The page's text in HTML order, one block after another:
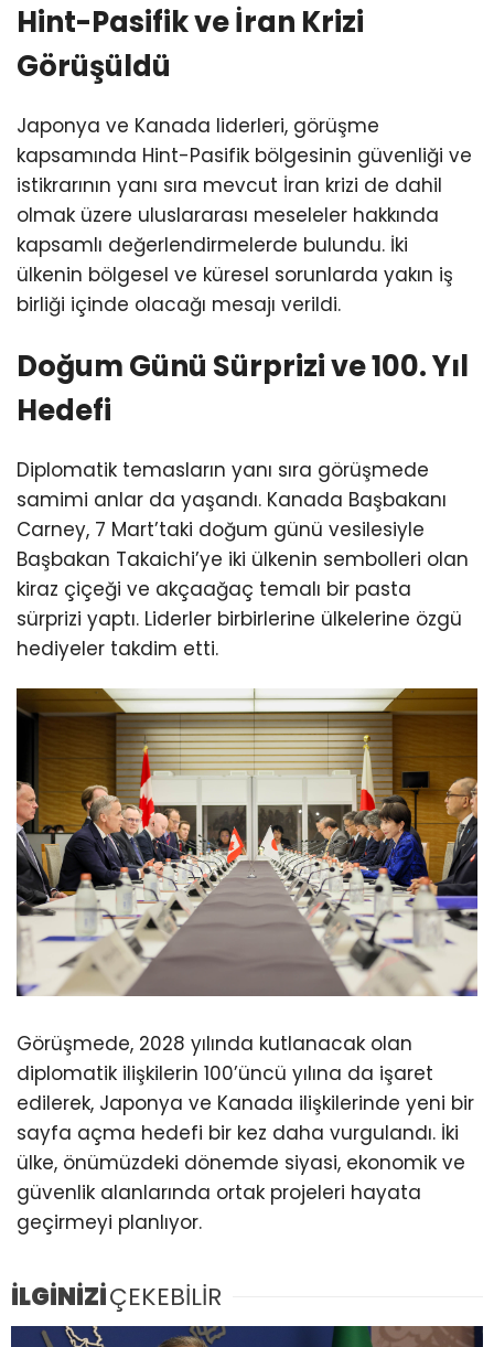
Hint-Pasifik ve İran Krizi
Görüşüldü
Japonya ve Kanada liderleri, görüşme
kapsamında Hint-Pasifik bölgesinin güvenliği ve
istikrarının yanı sıra mevcut İran krizi de dahil
olmak üzere uluslararası meseleler hakkında
kapsamlı değerlendirmelerde bulundu. İki
ülkenin bölgesel ve küresel sorunlarda yakın iş
birliği içinde olacağı mesajı verildi.
Doğum Günü Sürprizi ve 100. Yıl
Hedefi
Diplomatik temasların yanı sıra görüşmede
samimi anlar da yaşandı. Kanada Başbakanı
Carney, 7 Mart’taki doğum günü vesilesiyle
Başbakan Takaichi’ye iki ülkenin sembolleri olan
kiraz çiçeği ve akçaağaç temalı bir pasta
sürprizi yaptı. Liderler birbirlerine ülkelerine özgü
hediyeler takdim etti.
Görüşmede, 2028 yılında kutlanacak olan
diplomatik ilişkilerin 100’üncü yılına da işaret
edilerek, Japonya ve Kanada ilişkilerinde yeni bir
sayfa açma hedefi bir kez daha vurgulandı. İki
ülke, önümüzdeki dönemde siyasi, ekonomik ve
güvenlik alanlarında ortak projeleri hayata
geçirmeyi planlıyor.
İLGİNİZİÇEKEBİLİR